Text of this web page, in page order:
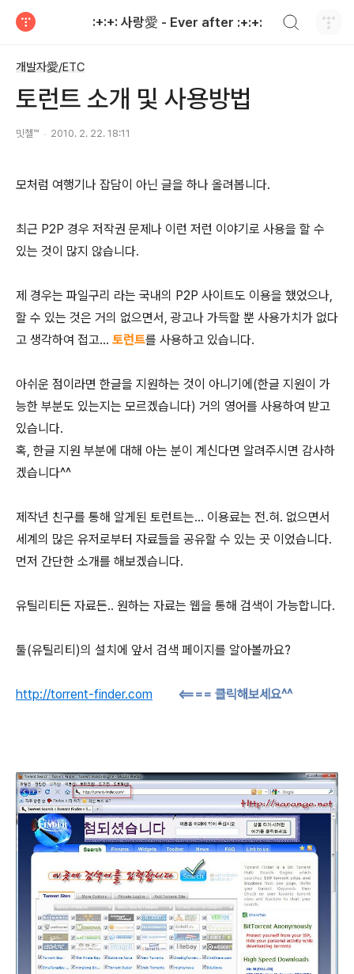
:+:+: 사랑愛 - Ever after :+:+:
개발자愛/ETC
토런트 소개 및 사용방법
밋첼™ 2010. 2. 22. 18:11
모처럼 여행기나 잡담이 아닌 글을 하나 올려봅니다.
최근 P2P 경우 저작권 문제나 이런 저런 이야기로 사용을 할 수
있는 것이 많지 않습니다.
제 경우는 파일구리 라는 국내의 P2P 사이트도 이용을 했었으나,
할 수 있는 것은 거의 없으면서, 광고나 가득할 뿐 사용가치가 없다
고 생각하여 접고... 토런트를 사용하고 있습니다.
아쉬운 점이라면 한글을 지원하는 것이 아니기에(한글 지원이 가
능한 부분도 있는지는 모르겠습니다) 거의 영어를 사용하여 받고
있습니다.
혹, 한글 지원 부분에 대해 아는 분이 계신다면 알려주시면 감사하
겠습니다^^
제작년 친구를 통해 알게된 토런트는... 이용료는 전.혀. 없으면서
세계의 많은 유저로부터 자료들을 공유할 수 있는 곳 이었습니다.
먼저 간단한 소개를 해보겠습니다.
유틸리티든 자료든.. 원하는 자료는 웹을 통해 검색이 가능합니다.
툴(유틸리티)의 설치에 앞서 검색 페이지를 알아볼까요?
http://torrent-finder.com <==== 클릭해보세요^^